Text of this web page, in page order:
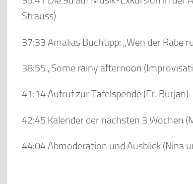
Strauss)
37:33 Amalias Buchtipp: „Wen der Rabe
38:55 „Some rainy afternoon
41:14 Aufruf zur Tafelspende (Fr. Burjan)
42:45 Kalender der nächsten 3 Wochen
44:04 Abmoderation und Ausblick (Nina